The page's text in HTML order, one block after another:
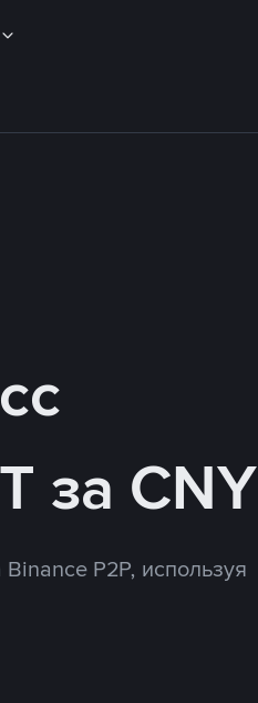
за CNY
P2P, используя